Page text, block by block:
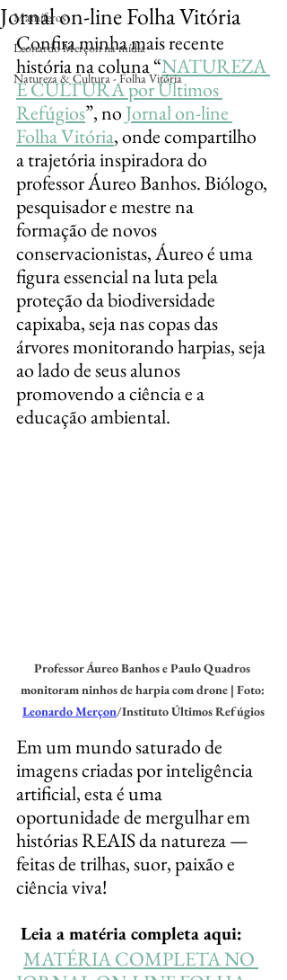
Mamíferos
Leonardo Merçon na mídia
Natureza & Cultura - Folha Vitória
Jornal on-line Folha Vitória
Confira minha mais recente
história na coluna “NATUREZA
E CULTURA por Últimos
Refúgios”, no Jornal on-line
Folha Vitória, onde compartilho
a trajetória inspiradora do
professor Áureo Banhos. Biólogo,
pesquisador e mestre na
formação de novos
conservacionistas, Áureo é uma
figura essencial na luta pela
proteção da biodiversidade
capixaba, seja nas copas das
árvores monitorando harpias, seja
ao lado de seus alunos
promovendo a ciência e a
educação ambiental.
Professor Áureo Banhos e Paulo Quadros
monitoram ninhos de harpia com drone | Foto:
Leonardo Merçon/Instituto Últimos Refúgios
Em um mundo saturado de
imagens criadas por inteligência
artificial, esta é uma
oportunidade de mergulhar em
histórias REAIS da natureza —
feitas de trilhas, suor, paixão e
ciência viva!
Leia a matéria completa aqui:
MATÉRIA COMPLETA NO